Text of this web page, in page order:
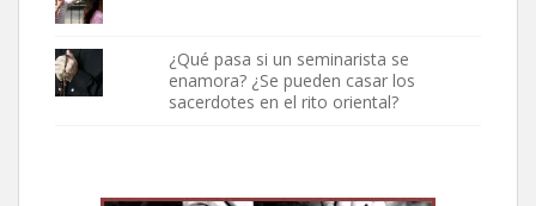
¿Qué pasa si un seminarista se
enamora? ¿Se pueden casar los
sacerdotes en el rito oriental?